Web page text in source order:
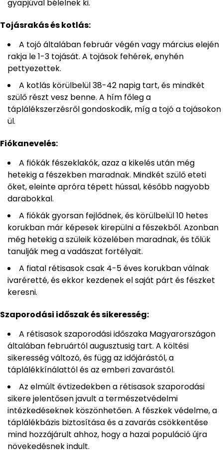
gyapjúval bélelnek ki.
Tojásrakás és kotlás:
A tojó általában február végén vagy március elején
rakja le 1-3 tojását. A tojások fehérek, enyhén
pettyezettek.
A kotlás körülbelül 38-42 napig tart, és mindkét
szülő részt vesz benne. A hím főleg a
táplálékszerzésről gondoskodik, míg a tojó a tojásokon
ül.
Fiókanevelés:
A fiókák fészeklakók, azaz a kikelés után még
hetekig a fészekben maradnak. Mindkét szülő eteti
őket, eleinte apróra tépett hússal, később nagyobb
darabokkal.
A fiókák gyorsan fejlődnek, és körülbelül 10 hetes
korukban már képesek kirepülni a fészekből. Azonban
még hetekig a szüleik közelében maradnak, és tőlük
tanulják meg a vadászat fortélyait.
A fiatal rétisasok csak 4-5 éves korukban válnak
ivaréretté, és ekkor kezdenek el saját párt és fészket
keresni.
Szaporodási időszak és sikeresség:
A rétisasok szaporodási időszaka Magyarországon
általában februártól augusztusig tart. A költési
sikeresség változó, és függ az időjárástól, a
táplálékkínálattól és az emberi zavarástól.
Az elmúlt évtizedekben a rétisasok szaporodási
sikere jelentősen javult a természetvédelmi
intézkedéseknek köszönhetően. A fészkek védelme, a
táplálékbázis biztosítása és a zavarás csökkentése
mind hozzájárult ahhoz, hogy a hazai populáció újra
növekedésnek indult.